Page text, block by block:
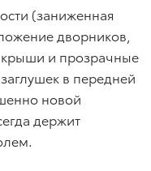
(заниженная
дворников,
крыши и прозрачные
в передней
новой
держит